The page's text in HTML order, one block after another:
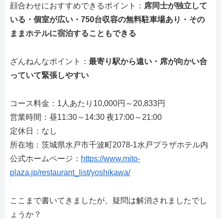
顔合わせにおすすめできるポイント： 席同士が独立して
いる・個室が広い・750台収容の無料駐車場あり・その
ままホテルに宿泊することもできる
ざんねんなポイント： 最寄り駅から遠い・席が向かい合
っていて緊張しやすい
コース料金：1人あたり10,000円～20,833円
営業時間：昼11:30～14:30 夜17:00～21:00
定休日：なし
所在地：茨城県水戸市千波町2078-1水戸プラザホテル内
公式ホームページ： https://www.mito-
plaza.jp/restaurant_list/yoshikawa/
ここまで書いてきましたが、疑問は解消されましたでし
ょうか？